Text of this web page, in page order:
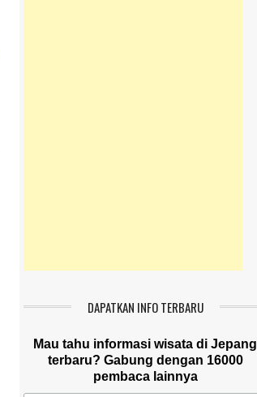
DAPATKAN INFO TERBARU
Mau tahu informasi wisata di Jepang
terbaru? Gabung dengan 16000
pembaca lainnya